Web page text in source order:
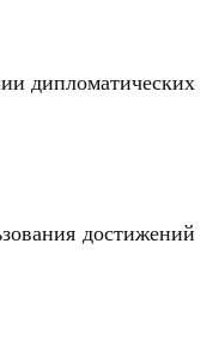
дипломатических
достижений